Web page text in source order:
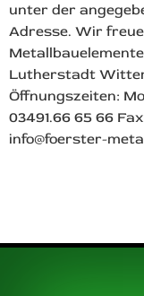
unter der
Adresse. Wir
Lutherstadt
Öffnungszeiten:
03491.66 65 66
info@foerster-